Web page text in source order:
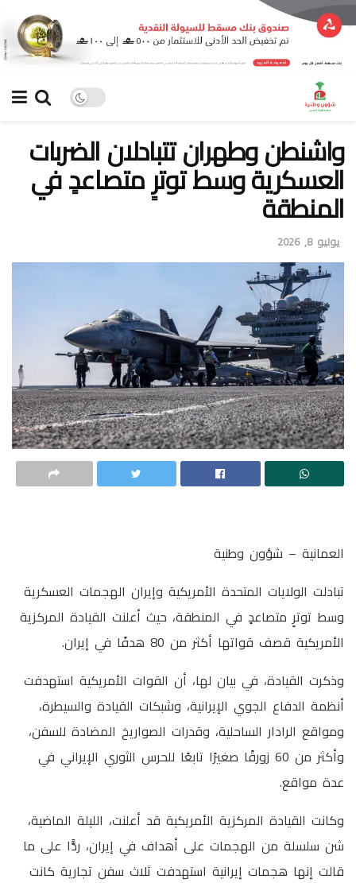
واشنطن وطهران تتبادلان الضربات
العسكرية وسط توترٍ متصاعدٍ في
المنطقة
يوليو 8, 2026
العمانية – شؤون وطنية
تبادلت الولايات المتحدة الأمريكية وإيران الهجمات العسكرية
وسط توترٍ متصاعدٍ في المنطقة، حيث أعلنت القيادة المركزية
الأمريكية قصف قواتها أكثر من 80 هدفًا في إيران.
وذكرت القيادة، في بيان لها، أن القوات الأمريكية استهدفت
أنظمة الدفاع الجوي الإيرانية، وشبكات القيادة والسيطرة،
ومواقع الرادار الساحلية، وقدرات الصواريخ المضادة للسفن،
وأكثر من 60 زورقًا صغيرًا تابعًا للحرس الثوري الإيراني في
عدة مواقع.
وكانت القيادة المركزية الأمريكية قد أعلنت، الليلة الماضية،
شن سلسلة من الهجمات على أهداف في إيران، ردًّا على ما
قالت إنها هجمات إيرانية استهدفت ثلاث سفن تجارية كانت